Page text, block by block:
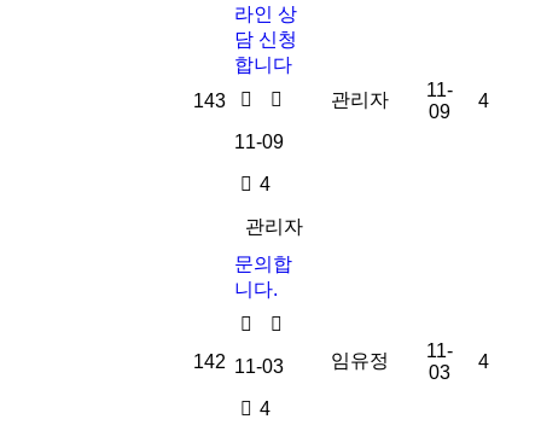
143
라인 상
담 신청
합니다
11-09
4
관리자
관리자
11-
09
4
142
문의합
니다.
11-03
4
임유정
11-
03
4